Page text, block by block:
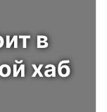
в
хаб